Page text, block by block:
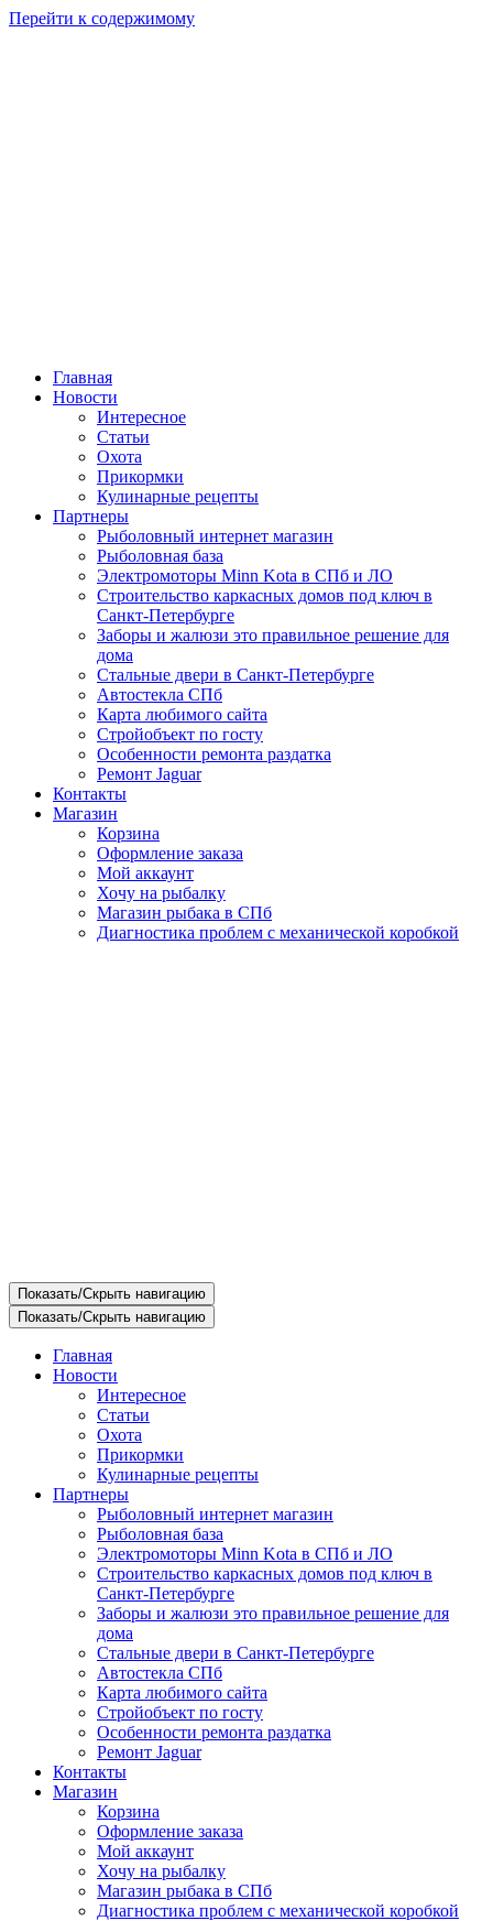
Перейти к содержимому
Главная
Новости
Интересное
Статьи
Охота
Прикормки
Кулинарные рецепты
Партнеры
Рыболовный интернет магазин
Рыболовная база
Электромоторы Minn Kota в СПб и ЛО
Строительство каркасных домов под ключ в
Санкт-Петербурге
Заборы и жалюзи это правильное решение для
дома
Стальные двери в Санкт-Петербурге
Автостекла СПб
Карта любимого сайта
Стройобъект по госту
Особенности ремонта раздатка
Ремонт Jaguar
Контакты
Магазин
Корзина
Оформление заказа
Мой аккаунт
Хочу на рыбалку
Магазин рыбака в СПб
Диагностика проблем с механической коробкой
Показать/Скрыть навигацию
Показать/Скрыть навигацию
Главная
Новости
Интересное
Статьи
Охота
Прикормки
Кулинарные рецепты
Партнеры
Рыболовный интернет магазин
Рыболовная база
Электромоторы Minn Kota в СПб и ЛО
Строительство каркасных домов под ключ в
Санкт-Петербурге
Заборы и жалюзи это правильное решение для
дома
Стальные двери в Санкт-Петербурге
Автостекла СПб
Карта любимого сайта
Стройобъект по госту
Особенности ремонта раздатка
Ремонт Jaguar
Контакты
Магазин
Корзина
Оформление заказа
Мой аккаунт
Хочу на рыбалку
Магазин рыбака в СПб
Диагностика проблем с механической коробкой